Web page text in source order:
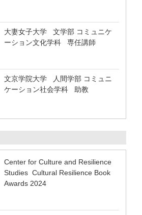
大妻女子大学 文学部 コミュニケ
ーション文化学科 専任講師
文京学院大学 人間学部 コミュニ
ケーション社会学科 助教
Center for Culture and Resilience
Studies Cultural Resilience Book
Awards 2024